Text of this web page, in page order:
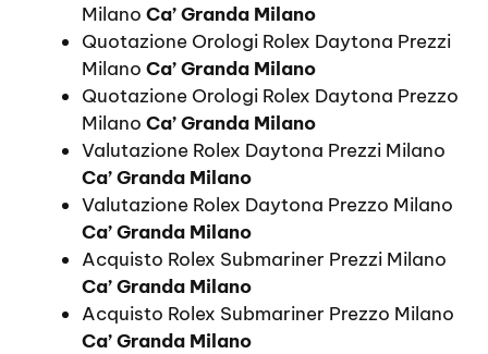
Milano Ca’ Granda Milano
Quotazione Orologi Rolex Daytona Prezzi
Milano Ca’ Granda Milano
Quotazione Orologi Rolex Daytona Prezzo
Milano Ca’ Granda Milano
Valutazione Rolex Daytona Prezzi Milano
Ca’ Granda Milano
Valutazione Rolex Daytona Prezzo Milano
Ca’ Granda Milano
Acquisto Rolex Submariner Prezzi Milano
Ca’ Granda Milano
Acquisto Rolex Submariner Prezzo Milano
Ca’ Granda Milano